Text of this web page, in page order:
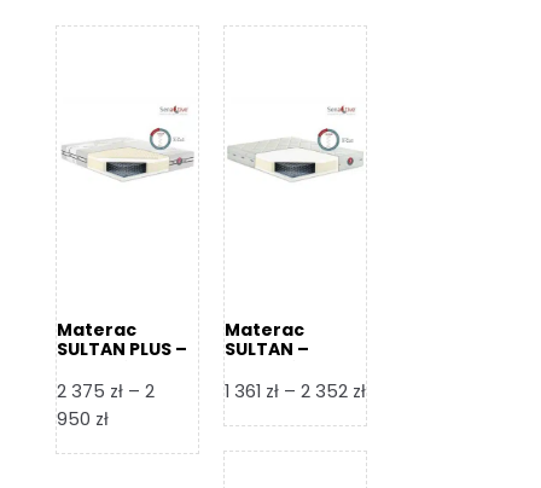
119 zł
Materac
SULTAN PLUS –
2 375 zł – 2
950 złZakres
Materac
SULTAN –
1 361 zł – 2 352 złZakres
cen:
od
1